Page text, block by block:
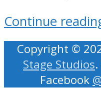
Continue
Copyright ©
Stage Studios
Facebook